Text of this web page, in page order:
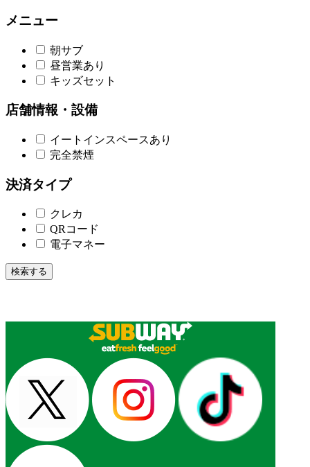
メニュー
朝サブ
昼営業あり
キッズセット
店舗情報・設備
イートインスペースあり
完全禁煙
決済タイプ
クレカ
QRコード
電子マネー
検索する